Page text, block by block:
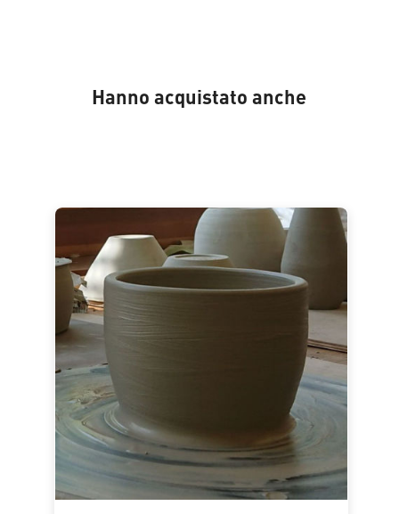
Hanno acquistato anche